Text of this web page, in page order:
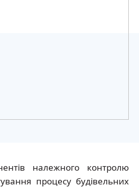
належного контролю
процесу будівельних